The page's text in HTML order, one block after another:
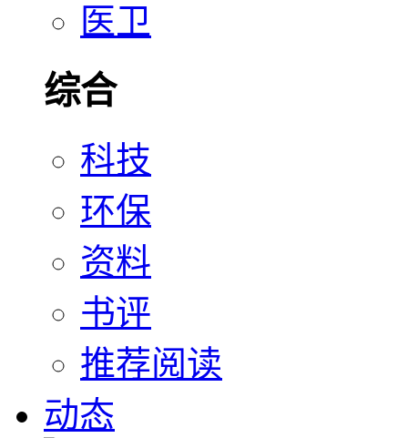
医卫
综合
科技
环保
资料
书评
推荐阅读
动态